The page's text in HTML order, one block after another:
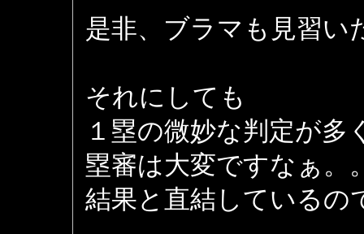
是非、ブラマも見習い
それにしても
１塁の微妙な判定が多
塁審は大変ですなぁ。
結果と直結しているの